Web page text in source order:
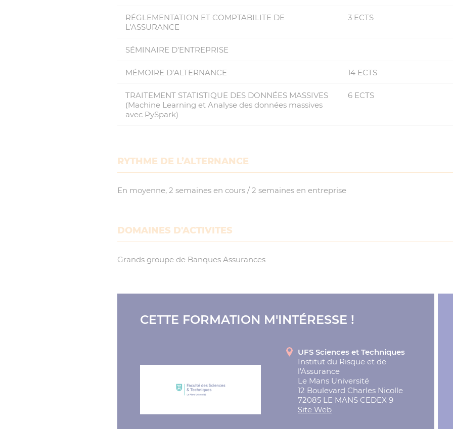
RÉGLEMENTATION ET COMPTABILITE DE
L'ASSURANCE
3 ECTS
SÉMINAIRE D’ENTREPRISE
MÉMOIRE D’ALTERNANCE 14 ECTS
TRAITEMENT STATISTIQUE DES DONNÉES MASSIVES
(Machine Learning et Analyse des données massives
avec PySpark)
6 ECTS
RYTHME DE L’ALTERNANCE
En moyenne, 2 semaines en cours / 2 semaines en entreprise
DOMAINES D'ACTIVITES
Grands groupe de Banques Assurances
CETTE FORMATION M'INTÉRESSE !
UFS Sciences et Techniques
Institut du Risque et de
l'Assurance
Le Mans Université
12 Boulevard Charles Nicolle
72085 LE MANS CEDEX 9
Site Web